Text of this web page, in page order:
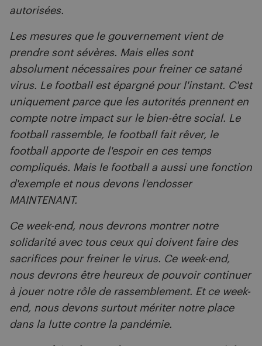
autorisées.
Les mesures que le gouvernement vient de
prendre sont sévères. Mais elles sont
absolument nécessaires pour freiner ce satané
virus. Le football est épargné pour l'instant. C'est
uniquement parce que les autorités prennent en
compte notre impact sur le bien-être social. Le
football rassemble, le football fait rêver, le
football apporte de l'espoir en ces temps
compliqués. Mais le football a aussi une fonction
d'exemple et nous devons l'endosser
MAINTENANT.
Ce week-end, nous devrons montrer notre
solidarité avec tous ceux qui doivent faire des
sacrifices pour freiner le virus. Ce week-end,
nous devrons être heureux de pouvoir continuer
à jouer notre rôle de rassemblement. Et ce week-
end, nous devons surtout mériter notre place
dans la lutte contre la pandémie.